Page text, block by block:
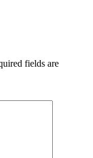
fields are